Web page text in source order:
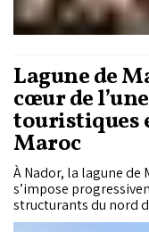
Lagune de
cœur de
touristiques
Maroc
À Nador, la lagune
s’impose
structurants du nord
sur le